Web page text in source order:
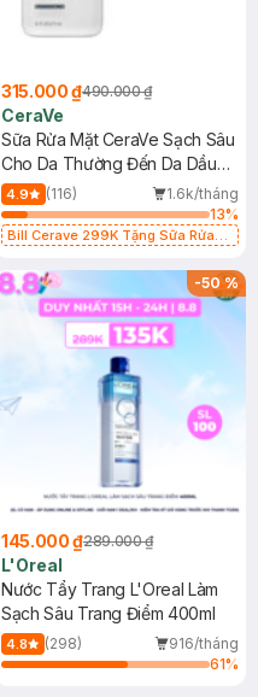
315.000 ₫490.000 ₫
CeraVe
Sữa Rửa Mặt CeraVe Sạch Sâu
Cho Da Thường Đến Da Dầu
473ml
4.9 (116)
1.6k/tháng
13%
Bill Cerave 299K Tặng Sữa Rửa
-50%
145.000 ₫289.000 ₫
L'Oreal
Nước Tẩy Trang L'Oreal Làm
Sạch Sâu Trang Điểm 400ml
4.8 (298)
916/tháng
61%